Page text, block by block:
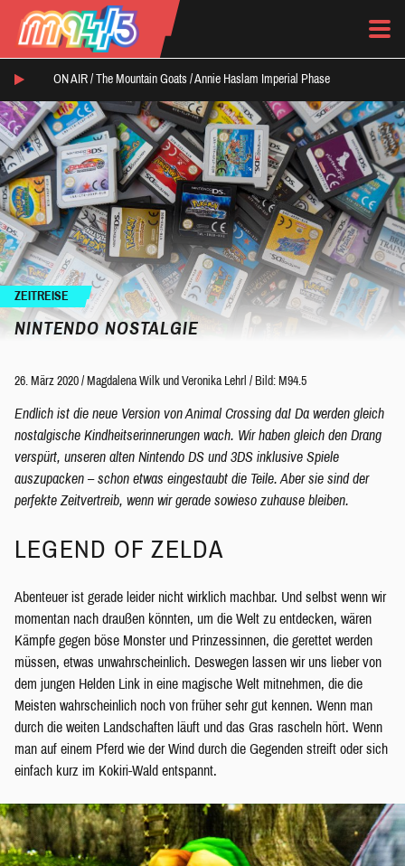
ON AIR / The Mountain Goats /Annie Haslam Imperial Phase
ZEITREISE
NINTENDO NOSTALGIE
26. März 2020 / Magdalena Wilk und Veronika Lehrl / Bild: M94.5
Endlich ist die neue Version von Animal Crossing da! Da werden gleich
nostalgische Kindheitserinnerungen wach. Wir haben gleich den Drang
verspürt, unseren alten Nintendo DS und 3DS inklusive Spiele
auszupacken – schon etwas eingestaubt die Teile. Aber sie sind der
perfekte Zeitvertreib, wenn wir gerade sowieso zuhause bleiben.
LEGEND OF ZELDA
Abenteuer ist gerade leider nicht wirklich machbar. Und selbst wenn wir
momentan nach draußen könnten, um die Welt zu entdecken, wären
Kämpfe gegen böse Monster und Prinzessinnen, die gerettet werden
müssen, etwas unwahrscheinlich. Deswegen lassen wir uns lieber von
dem jungen Helden Link in eine magische Welt mitnehmen, die die
Meisten wahrscheinlich noch von früher sehr gut kennen. Wenn man
durch die weiten Landschaften läuft und das Gras rascheln hört. Wenn
man auf einem Pferd wie der Wind durch die Gegenden streift oder sich
einfach kurz im Kokiri-Wald entspannt.